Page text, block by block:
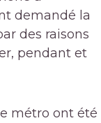
demandé la
des raisons
pendant et
métro ont été